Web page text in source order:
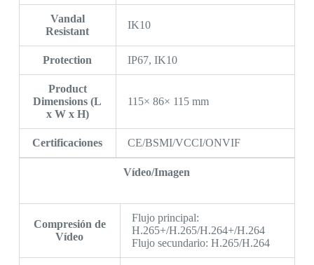
Vandal
Resistant
IK10
Protection IP67, IK10
Product
Dimensions (L
x W x H)
115× 86× 115 mm
Certificaciones CE/BSMI/VCCI/ONVIF
Vídeo/Imagen
Compresión de
Vídeo
Flujo principal:
H.265+/H.265/H.264+/H.264
Flujo secundario: H.265/H.264